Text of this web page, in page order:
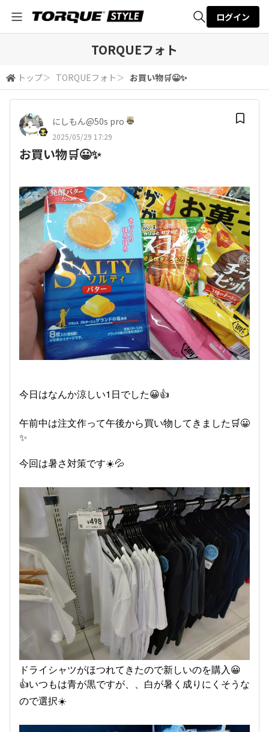
検索
ログイン
TORQUEフォト
トップ＞ TORQUEフォト ＞ お買い物🛒😀✨
にしもん@50s pro
2025/05/29 17:29
お買い物🛒😀✨
今日はなんか涼しい1日でした😀👍
午前中は注文作って午後から買い物してきました🛒😀
✨
今回は暑さ対策です☀️💦
ドライシャツがほつれてきたので新しいのを購入😀
👍いつもは青が黒ですが、、白が暑く成りにくそうな
ので選択☀️